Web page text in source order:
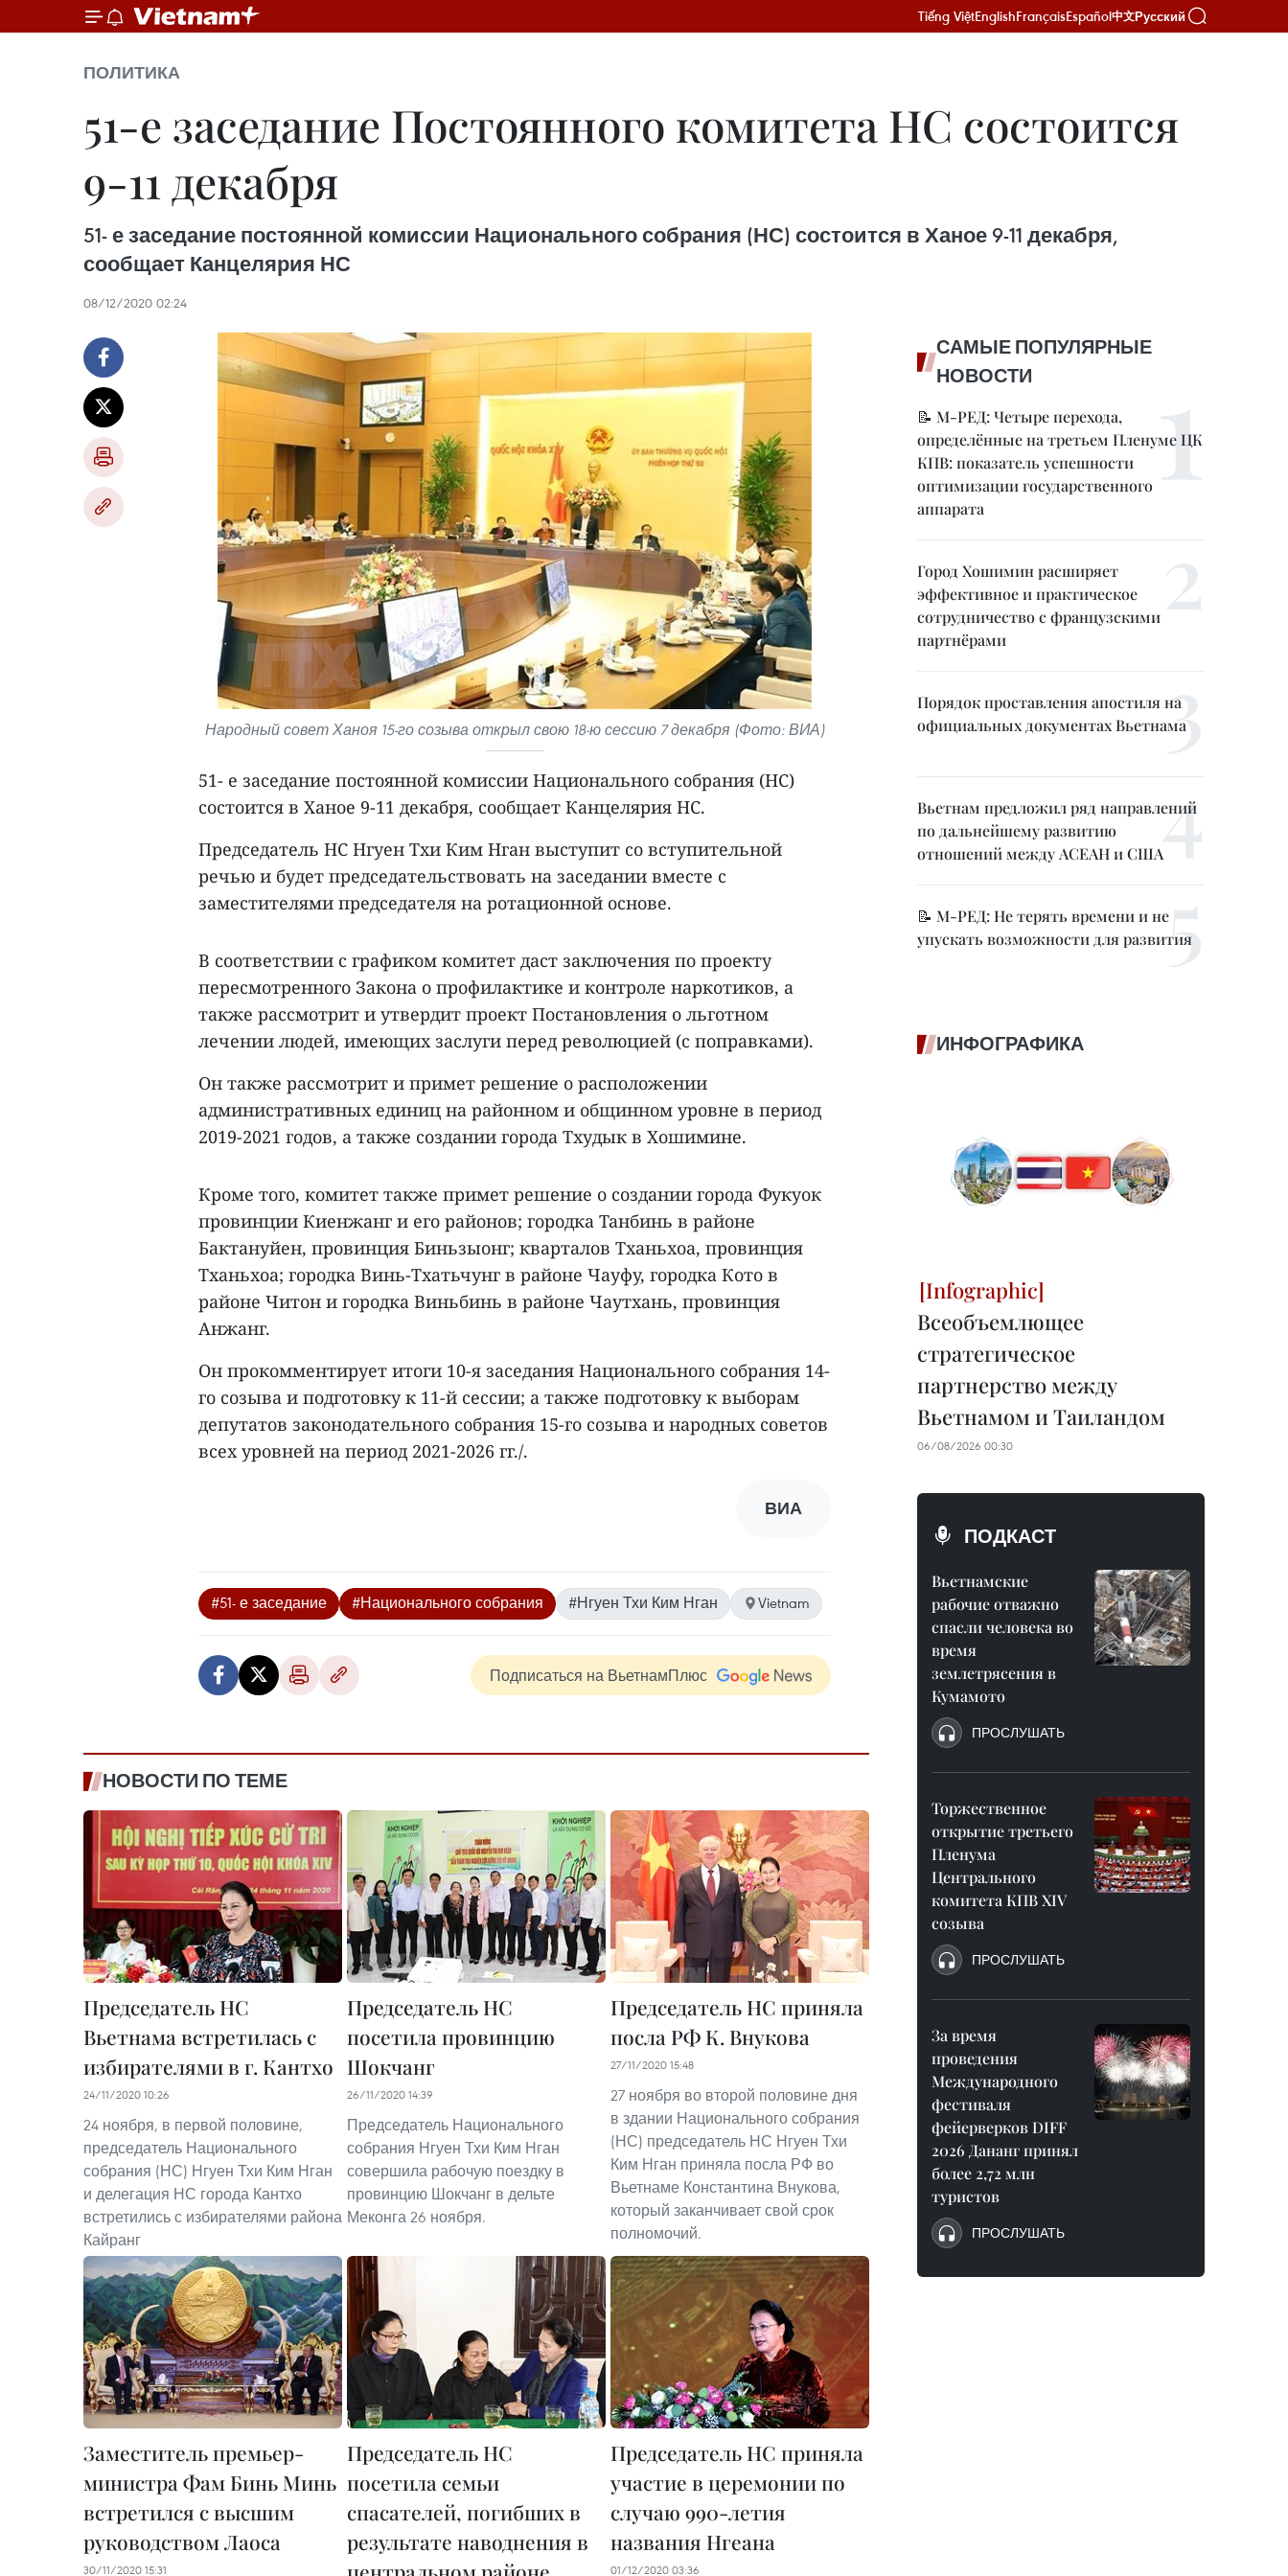
Tiếng ViệtEnglishFrançaisEspañol中文Русский
ПОЛИТИКА
51-е заседание Постоянного комитета НС состоится
9-11 декабря
51- е заседание постоянной комиссии Национального собрания (НС) состоится в Ханое 9-11 декабря,
сообщает Канцелярия НС
08/12/2020 02:24
Народный совет Ханоя 15-го созыва открыл свою 18-ю сессию 7 декабря (Фото: ВИА)
51- е заседание постоянной комиссии Национального собрания (НС)
состоится в Ханое 9-11 декабря, сообщает Канцелярия НС.
Председатель НС Нгуен Тхи Ким Нган выступит со вступительной
речью и будет председательствовать на заседании вместе с
заместителями председателя на ротационной основе.
В соответствии с графиком комитет даст заключения по проекту
пересмотренного Закона о профилактике и контроле наркотиков, а
также рассмотрит и утвердит проект Постановления о льготном
лечении людей, имеющих заслуги перед революцией (с поправками).
Он также рассмотрит и примет решение о расположении
административных единиц на районном и общинном уровне в период
2019-2021 годов, а также создании города Тхудык в Хошимине.
Кроме того, комитет также примет решение о создании города Фукуок
провинции Киенжанг и его районов; городка Танбинь в районе
Бактануйен, провинция Биньзыонг; кварталов Тханьхоа, провинция
Тханьхоа; городка Винь-Тхатьчунг в районе Чауфу, городка Кото в
районе Читон и городка Виньбинь в районе Чаутхань, провинция
Анжанг.
Он прокомментирует итоги 10-я заседания Национального собрания 14-
го созыва и подготовку к 11-й сессии; а также подготовку к выборам
депутатов законодательного собрания 15-го созыва и народных советов
всех уровней на период 2021-2026 гг./.
ВИА
#51- е заседание #Национального собрания #Нгуен Тхи Ким Нган Vietnam
Подписаться на ВьетнамПлюс
НОВОСТИ ПО ТЕМЕ
Председатель НС
Вьетнама встретилась с
избирателями в г. Кантхо
24/11/2020 10:26
24 ноября, в первой половине,
председатель Национального
собрания (НС) Нгуен Тхи Ким Нган
и делегация НС города Кантхо
встретились с избирателями района
Кайранг
Председатель НС
посетила провинцию
Шокчанг
26/11/2020 14:39
Председатель Национального
собрания Нгуен Тхи Ким Нган
совершила рабочую поездку в
провинцию Шокчанг в дельте
Меконга 26 ноября.
Председатель НС приняла
посла РФ К. Внукова
27/11/2020 15:48
27 ноября во второй половине дня
в здании Национального собрания
(НС) председатель НС Нгуен Тхи
Ким Нган приняла посла РФ во
Вьетнаме Константина Внукова,
который заканчивает свой срок
полномочий.
Заместитель премьер-
министра Фам Бинь Минь
встретился с высшим
руководством Лаоса
30/11/2020 15:31
Председатель НС
посетила семьи
спасателей, погибших в
результате наводнения в
Председатель НС приняла
участие в церемонии по
случаю 990-летия
названия Нгеана
01/12/2020 03:36
САМЫЕ ПОПУЛЯРНЫЕ
НОВОСТИ
📝 М-РЕД: Четыре перехода,
определённые на третьем Пленуме ЦК
КПВ: показатель успешности
оптимизации государственного
аппарата
Город Хошимин расширяет
эффективное и практическое
сотрудничество с французскими
партнёрами
Порядок проставления апостиля на
официальных документах Вьетнама
Вьетнам предложил ряд направлений
по дальнейшему развитию
отношений между АСЕАН и США
📝 М-РЕД: Не терять времени и не
упускать возможности для развития
ИНФОГРАФИКА
Всеобъемлющее
стратегическое
партнерство между
Вьетнамом и Таиландом
06/08/2026 00:30
ПОДКАСТ
Вьетнамские
рабочие отважно
спасли человека во
время
землетрясения в
Кумамото
ПРОСЛУШАТЬ
Торжественное
открытие третьего
Пленума
Центрального
комитета КПВ XIV
созыва
ПРОСЛУШАТЬ
За время
проведения
Международного
фестиваля
фейерверков DIFF
2026 Дананг принял
более 2,72 млн
туристов
ПРОСЛУШАТЬ